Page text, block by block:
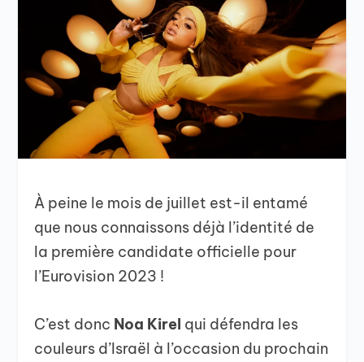
À peine le mois de juillet est-il entamé
que nous connaissons déjà l’identité de
la première candidate officielle pour
l’Eurovision 2023 !
C’est donc Noa Kirel qui défendra les
couleurs d’Israël à l’occasion du prochain